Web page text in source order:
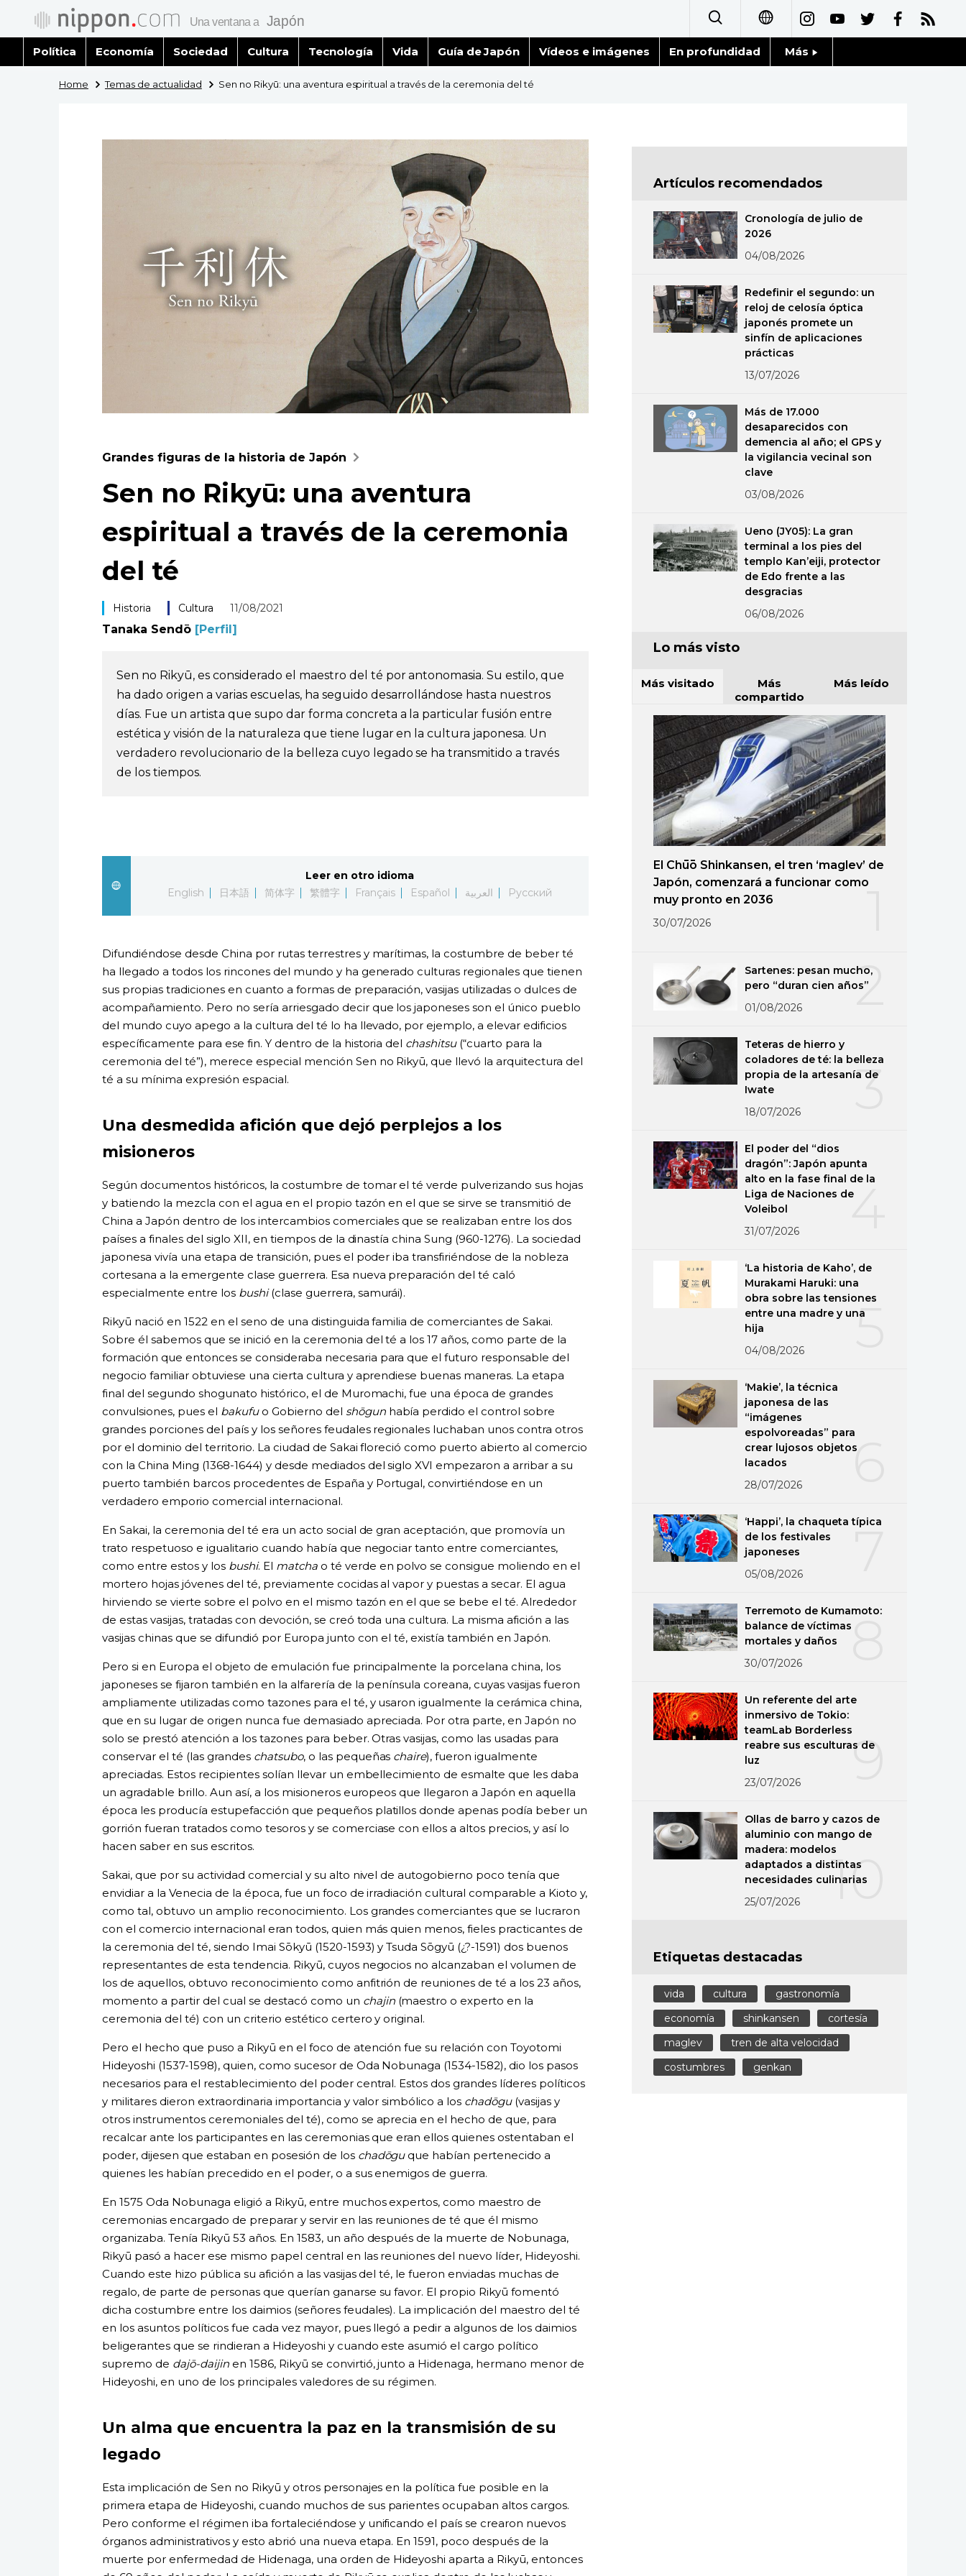
日本語
العربية
Política Economía Sociedad Cultura Tecnología Vida Guía de Japón Vídeos e imágenes En profundidad Más
Avisos
Home Temas de actualidad Sen no Rikyū: una aventura espiritual a través de la ceremonia del té
Grandes figuras de la historia de Japón
Sen no Rikyū: una aventura
espiritual a través de la ceremonia
del té
Historia Cultura 11/08/2021
Tanaka Sendō [Perfil]
Sen no Rikyū, es considerado el maestro del té por antonomasia. Su estilo, que
ha dado origen a varias escuelas, ha seguido desarrollándose hasta nuestros
días. Fue un artista que supo dar forma concreta a la particular fusión entre
estética y visión de la naturaleza que tiene lugar en la cultura japonesa. Un
verdadero revolucionario de la belleza cuyo legado se ha transmitido a través
de los tiempos.
Leer en otro idioma
English
日本語 简体字 繁體字 Français Español العربية Русский
Difundiéndose desde China por rutas terrestres y marítimas, la costumbre de beber té
ha llegado a todos los rincones del mundo y ha generado culturas regionales que tienen
sus propias tradiciones en cuanto a formas de preparación, vasijas utilizadas o dulces de
acompañamiento. Pero no sería arriesgado decir que los japoneses son el único pueblo
del mundo cuyo apego a la cultura del té lo ha llevado, por ejemplo, a elevar edificios
específicamente para ese fin. Y dentro de la historia del chashitsu(“cuarto para la
ceremonia del té”), merece especial mención Sen no Rikyū, que llevó la arquitectura del
té a su mínima expresión espacial.
Una desmedida afición que dejó perplejos a los
misioneros
Según documentos históricos, la costumbre de tomar el té verde pulverizando sus hojas
y batiendo la mezcla con el agua en el propio tazón en el que se sirve se transmitió de
China a Japón dentro de los intercambios comerciales que se realizaban entre los dos
países a finales del siglo XII, en tiempos de la dinastía china Sung (960-1276). La sociedad
japonesa vivía una etapa de transición, pues el poder iba transfiriéndose de la nobleza
cortesana a la emergente clase guerrera. Esa nueva preparación del té caló
especialmente entre los bushi(clase guerrera, samurái).
Rikyū nació en 1522 en el seno de una distinguida familia de comerciantes de Sakai.
Sobre él sabemos que se inició en la ceremonia del té a los 17 años, como parte de la
formación que entonces se consideraba necesaria para que el futuro responsable del
negocio familiar obtuviese una cierta cultura y aprendiese buenas maneras. La etapa
final del segundo shogunato histórico, el de Muromachi, fue una época de grandes
convulsiones, pues el bakufuo Gobierno del shōgunhabía perdido el control sobre
grandes porciones del país y los señores feudales regionales luchaban unos contra otros
por el dominio del territorio. La ciudad de Sakai floreció como puerto abierto al comercio
con la China Ming (1368-1644) y desde mediados del siglo XVI empezaron a arribar a su
puerto también barcos procedentes de España y Portugal, convirtiéndose en un
verdadero emporio comercial internacional.
En Sakai, la ceremonia del té era un acto social de gran aceptación, que promovía un
trato respetuoso e igualitario cuando había que negociar tanto entre comerciantes,
como entre estos y los bushi. El matchao té verde en polvo se consigue moliendo en el
mortero hojas jóvenes del té, previamente cocidas al vapor y puestas a secar. El agua
hirviendo se vierte sobre el polvo en el mismo tazón en el que se bebe el té. Alrededor
de estas vasijas, tratadas con devoción, se creó toda una cultura. La misma afición a las
vasijas chinas que se difundió por Europa junto con el té, existía también en Japón.
Pero si en Europa el objeto de emulación fue principalmente la porcelana china, los
japoneses se fijaron también en la alfarería de la península coreana, cuyas vasijas fueron
ampliamente utilizadas como tazones para el té, y usaron igualmente la cerámica china,
que en su lugar de origen nunca fue demasiado apreciada. Por otra parte, en Japón no
solo se prestó atención a los tazones para beber. Otras vasijas, como las usadas para
conservar el té (las grandes chatsubo, o las pequeñas chaire), fueron igualmente
apreciadas. Estos recipientes solían llevar un embellecimiento de esmalte que les daba
un agradable brillo. Aun así, a los misioneros europeos que llegaron a Japón en aquella
época les producía estupefacción que pequeños platillos donde apenas podía beber un
gorrión fueran tratados como tesoros y se comerciase con ellos a altos precios, y así lo
hacen saber en sus escritos.
Sakai, que por su actividad comercial y su alto nivel de autogobierno poco tenía que
envidiar a la Venecia de la época, fue un foco de irradiación cultural comparable a Kioto y,
como tal, obtuvo un amplio reconocimiento. Los grandes comerciantes que se lucraron
con el comercio internacional eran todos, quien más quien menos, fieles practicantes de
la ceremonia del té, siendo Imai Sōkyū (1520-1593) y Tsuda Sōgyū (¿?-1591) dos buenos
representantes de esta tendencia. Rikyū, cuyos negocios no alcanzaban el volumen de
los de aquellos, obtuvo reconocimiento como anfitrión de reuniones de té a los 23 años,
momento a partir del cual se destacó como un chajin(maestro o experto en la
ceremonia del té) con un criterio estético certero y original.
Pero el hecho que puso a Rikyū en el foco de atención fue su relación con Toyotomi
Hideyoshi (1537-1598), quien, como sucesor de Oda Nobunaga (1534-1582), dio los pasos
necesarios para el restablecimiento del poder central. Estos dos grandes líderes políticos
y militares dieron extraordinaria importancia y valor simbólico a los chadōgu(vasijas y
otros instrumentos ceremoniales del té), como se aprecia en el hecho de que, para
recalcar ante los participantes en las ceremonias que eran ellos quienes ostentaban el
poder, dijesen que estaban en posesión de los chadōgu que habían pertenecido a
quienes les habían precedido en el poder, o a sus enemigos de guerra.
En 1575 Oda Nobunaga eligió a Rikyū, entre muchos expertos, como maestro de
ceremonias encargado de preparar y servir en las reuniones de té que él mismo
organizaba. Tenía Rikyū 53 años. En 1583, un año después de la muerte de Nobunaga,
Rikyū pasó a hacer ese mismo papel central en las reuniones del nuevo líder, Hideyoshi.
Cuando este hizo pública su afición a las vasijas del té, le fueron enviadas muchas de
regalo, de parte de personas que querían ganarse su favor. El propio Rikyū fomentó
dicha costumbre entre los daimios (señores feudales). La implicación del maestro del té
en los asuntos políticos fue cada vez mayor, pues llegó a pedir a algunos de los daimios
beligerantes que se rindieran a Hideyoshi y cuando este asumió el cargo político
supremo de dajō-daijinen 1586, Rikyū se convirtió, junto a Hidenaga, hermano menor de
Hideyoshi, en uno de los principales valedores de su régimen.
Un alma que encuentra la paz en la transmisión de su
legado
Esta implicación de Sen no Rikyū y otros personajes en la política fue posible en la
primera etapa de Hideyoshi, cuando muchos de sus parientes ocupaban altos cargos.
Pero conforme el régimen iba fortaleciéndose y unificando el país se crearon nuevos
órganos administrativos y esto abrió una nueva etapa. En 1591, poco después de la
muerte por enfermedad de Hidenaga, una orden de Hideyoshi aparta a Rikyū, entonces
Artículos recomendados
Cronología de julio de
2026
04/08/2026
Redefinir el segundo: un
reloj de celosía óptica
japonés promete un
sinfín de aplicaciones
prácticas
13/07/2026
Más de 17.000
desaparecidos con
demencia al año; el GPS y
la vigilancia vecinal son
clave
03/08/2026
Ueno (JY05): La gran
terminal a los pies del
templo Kan’eiji, protector
de Edo frente a las
desgracias
06/08/2026
Lo más visto
Más visitado
Más
compartido
Más leído
El Chūō Shinkansen, el tren ‘maglev’ de
Japón, comenzará a funcionar como
muy pronto en 2036
30/07/2026
2
Sartenes: pesan mucho,
pero “duran cien años”
01/08/2026
3
Teteras de hierro y
coladores de té: la belleza
propia de la artesanía de
Iwate
18/07/2026
4
El poder del “dios
dragón”: Japón apunta
alto en la fase final de la
Liga de Naciones de
Voleibol
31/07/2026
5
‘La historia de Kaho’, de
Murakami Haruki: una
obra sobre las tensiones
entre una madre y una
hija
04/08/2026
6
‘Makie’, la técnica
japonesa de las
“imágenes
espolvoreadas” para
crear lujosos objetos
lacados
28/07/2026
7
‘Happi’, la chaqueta típica
de los festivales
japoneses
05/08/2026
8
Terremoto de Kumamoto:
balance de víctimas
mortales y daños
30/07/2026
9
Un referente del arte
inmersivo de Tokio:
teamLab Borderless
reabre sus esculturas de
luz
23/07/2026
10
Ollas de barro y cazos de
aluminio con mango de
madera: modelos
adaptados a distintas
necesidades culinarias
25/07/2026
Etiquetas destacadas
vida cultura
gastronomía
economía
shinkansen
cortesía
maglev
tren de alta velocidad
costumbres
genkan